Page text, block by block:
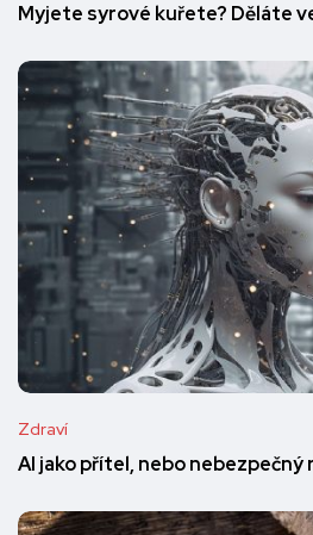
Myjete syrové kuřete? Děláte
Zdraví
AI jako přítel, nebo nebezpečný